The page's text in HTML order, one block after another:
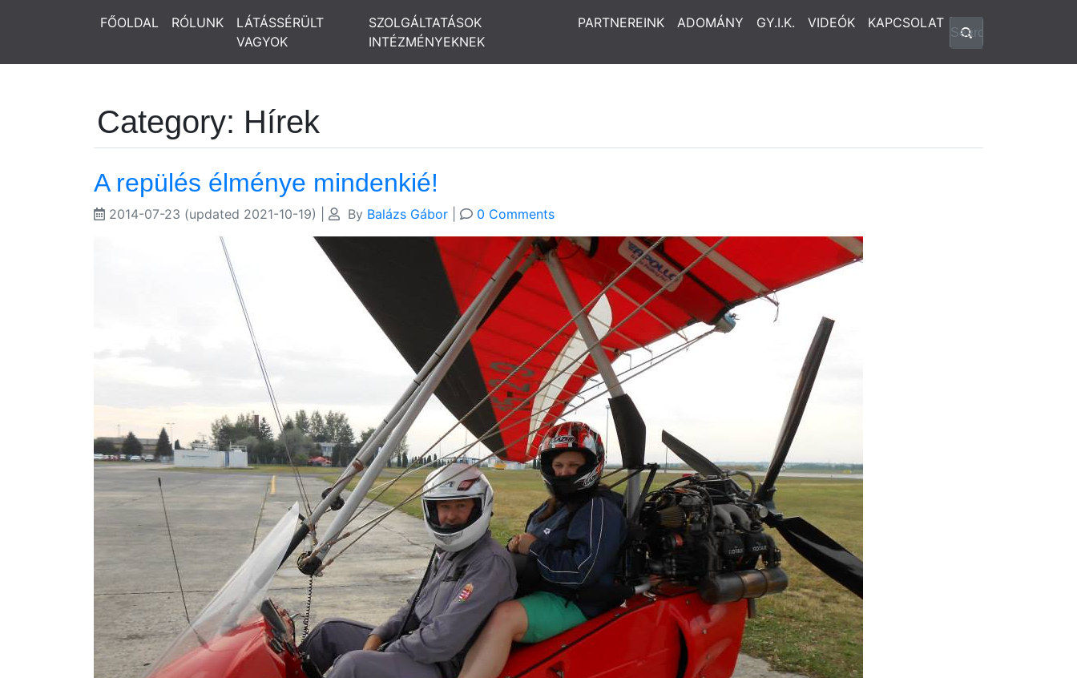
FŐOLDAL RÓLUNK
LÁTÁSSÉRÜLT
VAGYOK
SZOLGÁLTATÁSOK
INTÉZMÉNYEKNEK
PARTNEREINK ADOMÁNY GY.I.K. VIDEÓK KAPCSOLAT
Category: Hírek
A repülés élménye mindenkié!
2014-07-23 (updated 2021-10-19) By Balázs Gábor 0 Comments